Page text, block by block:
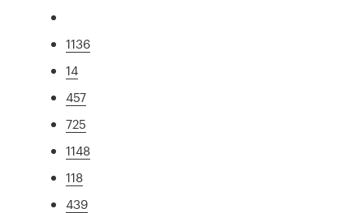
1136
14
457
725
1148
118
439